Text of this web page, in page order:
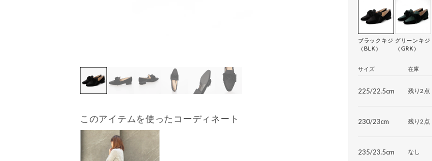
このアイテムを使ったコーディネート
ブラックキジ
（BLK）
グリーンキジ
（GRK）
サイズ 在庫
225/22.5cm 残り2点
230/23cm 残り2点
235/23.5cm なし